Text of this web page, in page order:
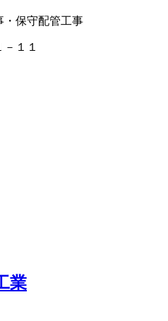
・保守配管工事
１１
業